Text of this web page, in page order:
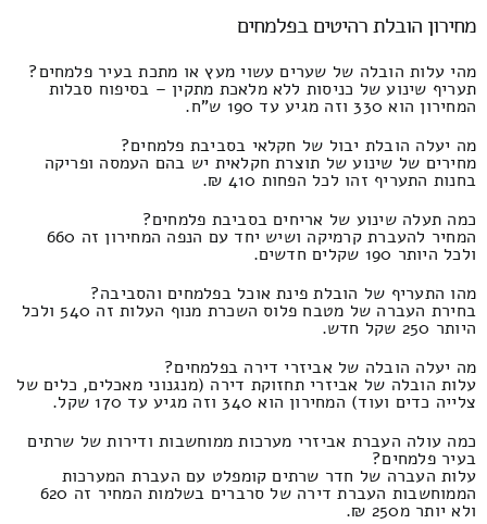
מחירון הובלת רהיטים בפלמחים
מהי עלות הובלה של שערים עשוי מעץ או מתכת בעיר פלמחים?
תעריף שינוע של כניסות ללא מלאכת מתקין – בסיפוח סבלות
המחירון הוא 330 וזה מגיע עד 190 ש"ח.
מה יעלה הובלת יבול של חקלאי בסביבת פלמחים?
מחירים של שינוע של תוצרת חקלאית יש בהם העמסה ופריקה
בחנות התעריף זהו לכל הפחות 410 ₪.
כמה תעלה שינוע של אריחים בסביבת פלמחים?
המחיר להעברת קרמיקה ושיש יחד עם הנפה המחירון זה 660
ולכל היותר 190 שקלים חדשים.
מהו התעריף של הובלת פינת אוכל בפלמחים והסביבה?
בחירת העברה של מטבח פלוס השכרת מנוף העלות זה 540 ולכל
היותר 250 שקל חדש.
מה יעלה הובלה של אביזרי דירה בפלמחים?
עלות הובלה של אביזרי תחזוקת דירה (מנגנוני מאכלים, כלים של
צלייה כדים ועוד) המחירון הוא 340 וזה מגיע עד 170 שקל.
כמה עולה העברת אביזרי מערכות ממוחשבות ודירות של שרתים
בעיר פלמחים?
עלות העברה של חדר שרתים קומפלט עם העברת המערכות
הממוחשבות העברת דירה של סרברים בשלמות המחיר זה 620
ולא יותר מ250 ₪.